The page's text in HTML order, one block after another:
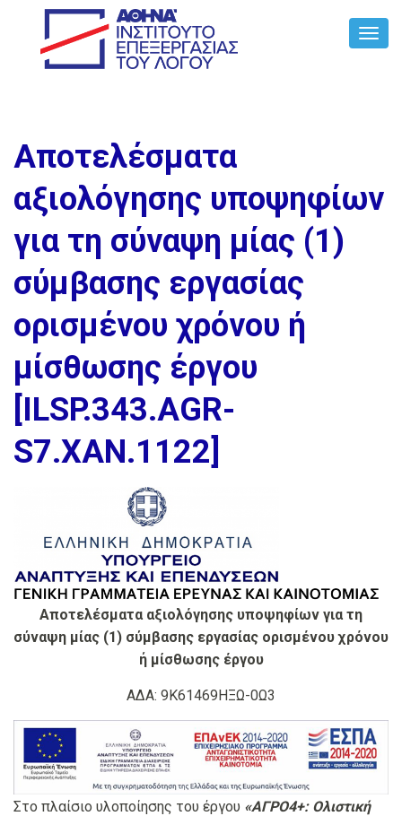
Αποτελέσματα
αξιολόγησης υποψηφίων
για τη σύναψη μίας (1)
σύμβασης εργασίας
ορισμένου χρόνου ή
μίσθωσης έργου
[ILSP.343.AGR-
S7.XAN.1122]
Αποτελέσματα αξιολόγησης υποψηφίων για τη
σύναψη μίας (1) σύμβασης εργασίας ορισμένου χρόνου
ή μίσθωσης έργου
ΑΔΑ: 9Κ61469ΗΞΩ-0Ω3
Στο πλαίσιο υλοποίησης του έργου «ΑΓΡΟ4+: Ολιστική